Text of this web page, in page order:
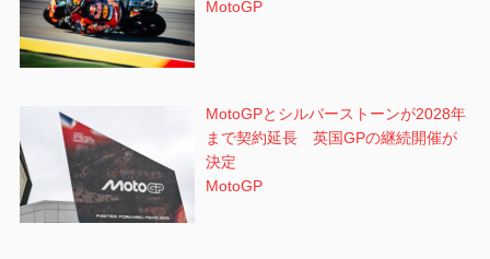
MotoGP
MotoGPとシルバーストーンが2028年
まで契約延長 英国GPの継続開催が
決定
MotoGP